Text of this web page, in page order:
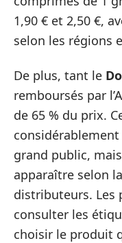
1,90 € et 2,50 €,
selon les régions
De plus, tant le
remboursés par
de 65 % du prix.
grand public,
apparaître selon
distributeurs. Les
consulter les
choisir le produit